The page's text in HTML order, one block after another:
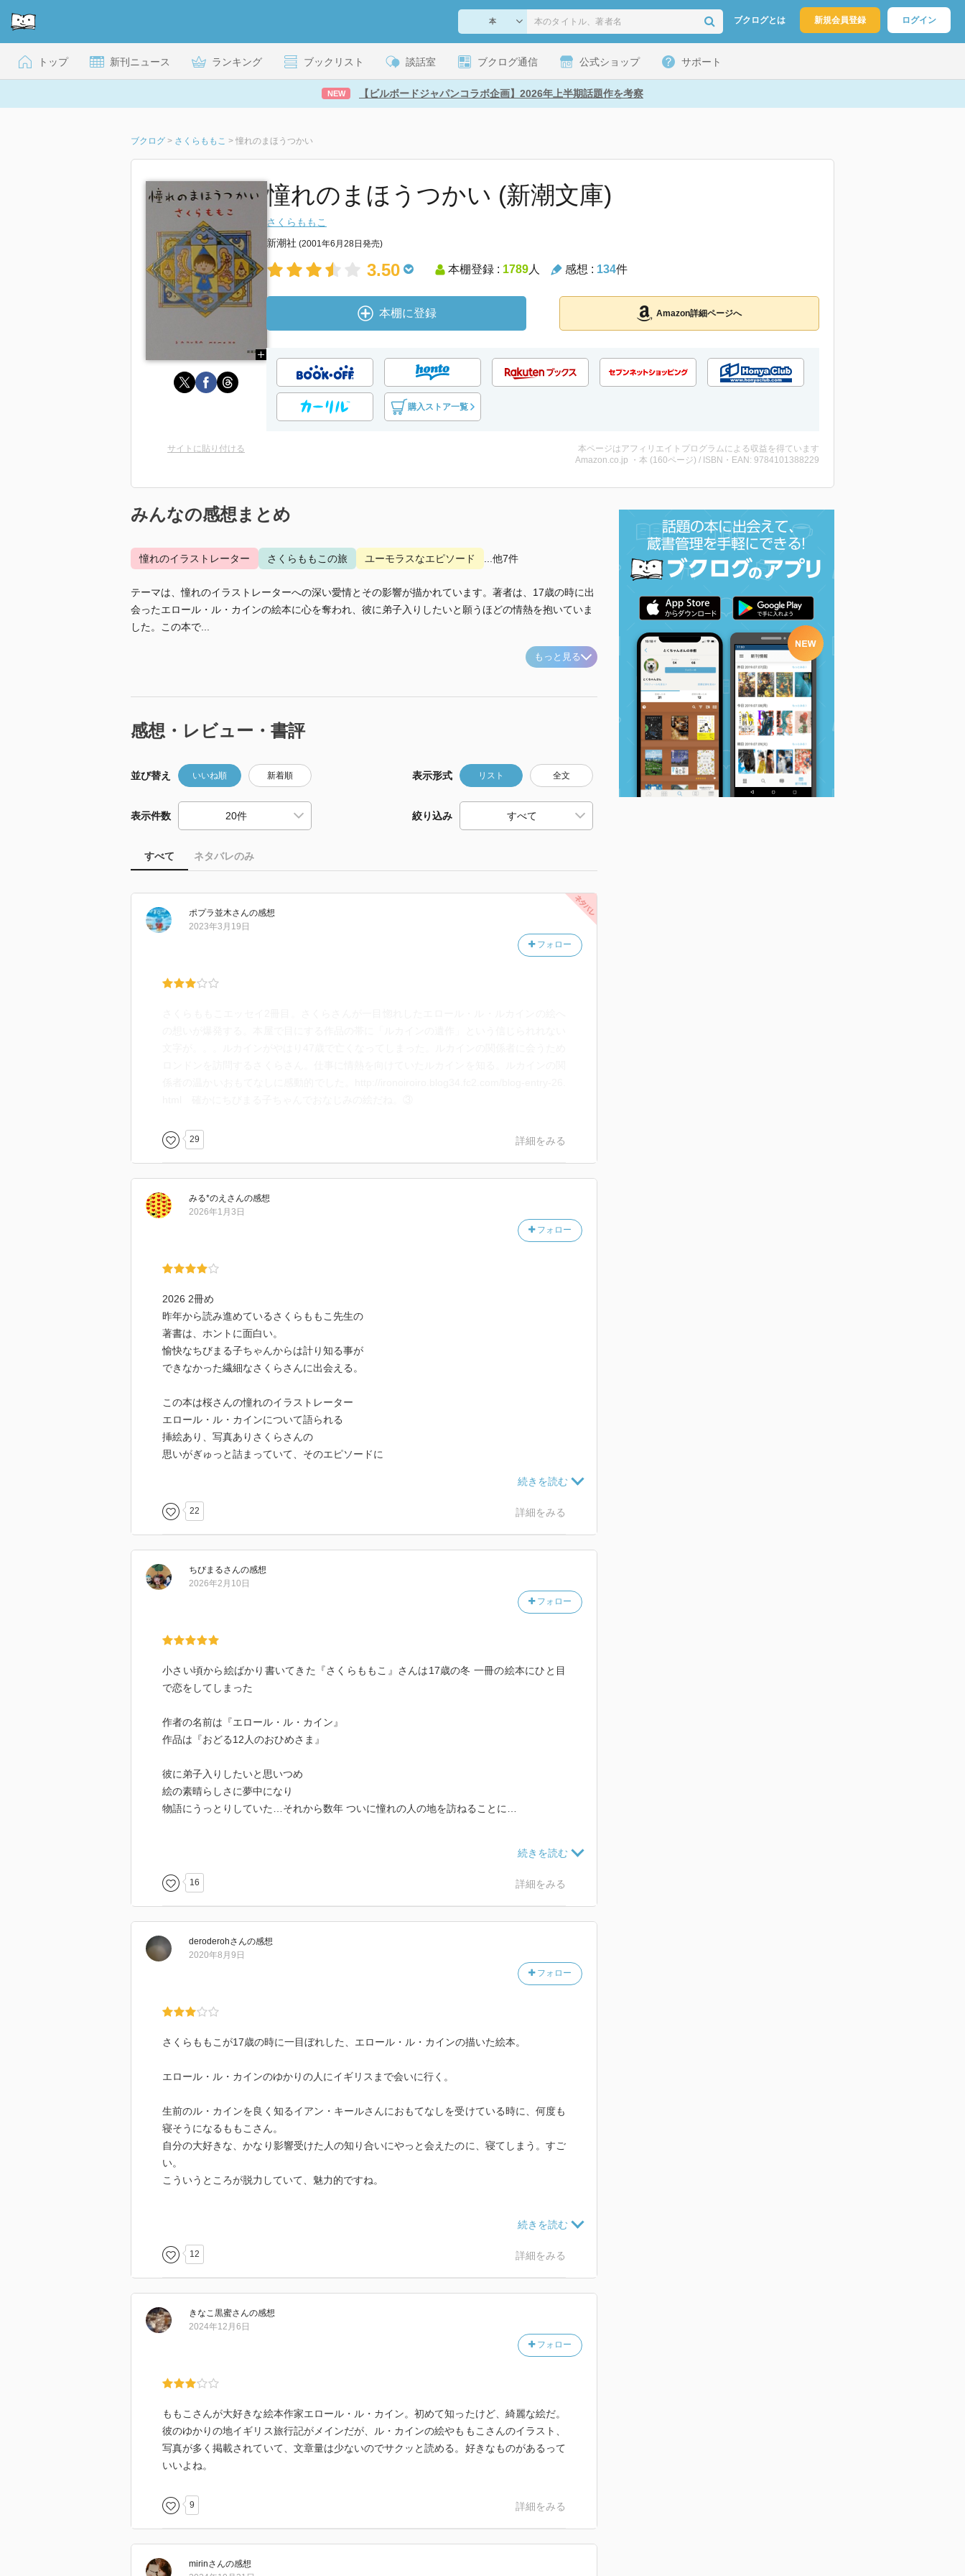
ブクログとは 新規会員登録 ログイン
トップ 新刊ニュース ランキング ブックリスト 談話室 ブクログ通信 公式ショップ サポート
NEW 【ビルボードジャパンコラボ企画】2026年上半期話題作を考察
ブクログ > さくらももこ > 憧れのまほうつかい
憧れのまほうつかい (新潮文庫)
さくらももこ
新潮社 (2001年6月28日発売)
3.50 本棚登録 : 1789人 感想 : 134件
本棚に登録 Amazon詳細ページへ
購入ストア一覧
サイトに貼り付ける
本ページはアフィリエイトプログラムによる収益を得ています
Amazon.co.jp ・本 (160ページ) / ISBN・EAN: 9784101388229
みんなの感想まとめ
憧れのイラストレーター さくらももこの旅 ユーモラスなエピソード ...他7件
テーマは、憧れのイラストレーターへの深い愛情とその影響が描かれています。著者は、17歳の時に出
会ったエロール・ル・カインの絵本に心を奪われ、彼に弟子入りしたいと願うほどの情熱を抱いていま
した。この本で...
もっと見る
感想・レビュー・書評
並び替え いいね順 新着順 表示形式 リスト 全文
表示件数 絞り込み
すべて ネタバレのみ
ポプラ並木さんの感想
フォロー
2023年3月19日
29 詳細をみる
みる*のえ さんの感想
フォロー
2026年1月3日
2026 2冊め
昨年から読み進めているさくらももこ先生の
著書は、ホントに面白い。
愉快なちびまる子ちゃんからは計り知る事が
できなかった繊細なさくらさんに出会える。
この本は桜さんの憧れのイラストレーター
エロール・ル・カインについて語られる
挿絵あり、写真ありさくらさんの
思いがぎゅっと詰まっていて、そのエピソードに
22 詳細をみる
ちびまるさんの感想
フォロー
2026年2月10日
小さい頃から絵ばかり書いてきた『さくらももこ』さんは17歳の冬 一冊の絵本にひと目
で恋をしてしまった
作者の名前は『エロール・ル・カイン』
作品は『おどる12人のおひめさま』
彼に弟子入りしたいと思いつめ
絵の素晴らしさに夢中になり
物語にうっとりしていた…それから数年 ついに憧れの人の地を訪ねることに…
『ル・カイン』のイラストは繊細
『憧れのまほうつかい』はイラストが満載で〝私の中のル・カイン〟と題して『さくらも
16 詳細をみる
deroderohさんの感想
フォロー
2020年8月9日
さくらももこが17歳の時に一目ぼれした、エロール・ル・カインの描いた絵本。
エロール・ル・カインのゆかりの人にイギリスまで会いに行く。
生前のル・カインを良く知るイアン・キールさんにおもてなしを受けている時に、何度も
寝そうになるももこさん。
自分の大好きな、かなり影響受けた人の知り合いにやっと会えたのに、寝てしまう。すご
い。
こういうところが脱力していて、魅力的ですね。
さくらももこの絵本愛は、本物なんだなと思う。
高校の鞄の代わりにいわさきちひろの本のセットをもらうなんて、かっこいいな。
12 詳細をみる
きなこ黒蜜さんの感想
フォロー
2024年12月6日
ももこさんが大好きな絵本作家エロール・ル・カイン。初めて知ったけど、綺麗な絵だ。
彼のゆかりの地イギリス旅行記がメインだが、ル・カインの絵やももこさんのイラスト、
写真が多く掲載されていて、文章量は少ないのでサクッと読める。好きなものがあるって
いいよね。
9 詳細をみる
mirinさんの感想